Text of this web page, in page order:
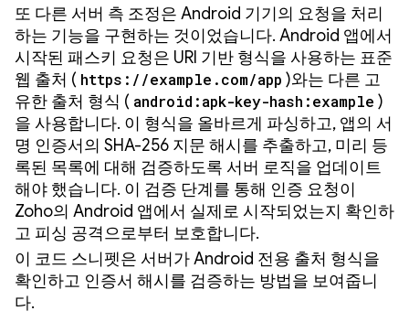
또 다른 서버 측 조정은 Android 기기의 요청을 처리
하는 기능을 구현하는 것이었습니다. Android 앱에서
시작된 패스키 요청은 URI 기반 형식을 사용하는 표준
웹 출처 ( https://example.com/app )와는 다른 고
유한 출처 형식 ( android:apk-key-hash:example )
을 사용합니다. 이 형식을 올바르게 파싱하고, 앱의 서
명 인증서의 SHA-256 지문 해시를 추출하고, 미리 등
록된 목록에 대해 검증하도록 서버 로직을 업데이트
해야 했습니다. 이 검증 단계를 통해 인증 요청이
Zoho의 Android 앱에서 실제로 시작되었는지 확인하
고 피싱 공격으로부터 보호합니다.
이 코드 스니펫은 서버가 Android 전용 출처 형식을
확인하고 인증서 해시를 검증하는 방법을 보여줍니
다.